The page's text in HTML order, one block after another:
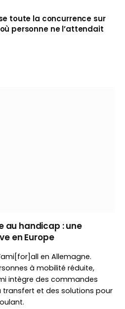
toute la concurrence sur
personne ne l’attendait
au handicap : une
en Europe
en Allemagne.
à mobilité réduite,
intègre des commandes
transfert et des solutions pour